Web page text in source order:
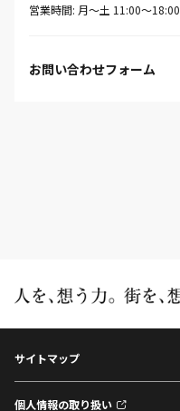
営業時間: 月〜土 11:00〜18:00
お問い合わせフォーム
サイトマップ
個人情報の取り扱い